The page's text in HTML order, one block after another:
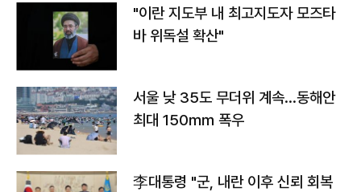
"이란 지도부 내 최고지도자 모즈타
바 위독설 확산"
서울 낮 35도 무더위 계속…동해안
최대 150㎜ 폭우
李대통령 "군, 내란 이후 신뢰 회복